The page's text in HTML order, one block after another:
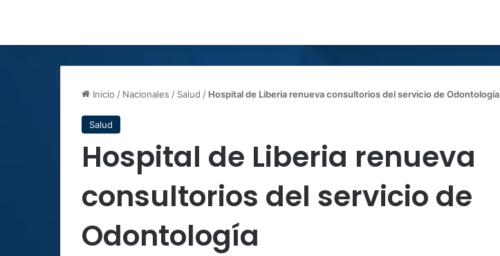
Inicio / Nacionales / Salud / Hospital de Liberia renueva consultorios del servicio de Odontología
Salud
Hospital de Liberia renueva
consultorios del servicio de
Odontología